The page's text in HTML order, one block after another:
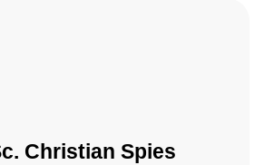
Christian Spies